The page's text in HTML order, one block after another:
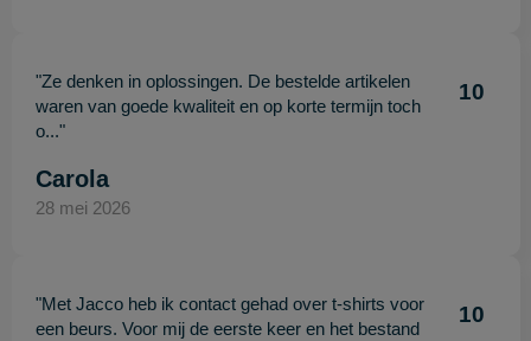
"Ze denken in oplossingen. De bestelde artikelen
waren van goede kwaliteit en op korte termijn toch
o..."
10
Carola
28 mei 2026
"Met Jacco heb ik contact gehad over t-shirts voor
een beurs. Voor mij de eerste keer en het bestand
10